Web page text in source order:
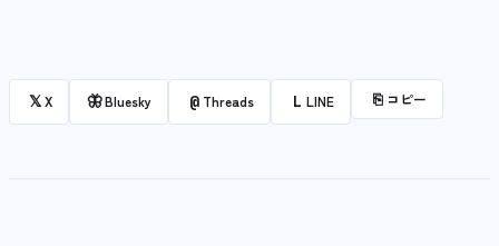
𝕏X 🦋Bluesky @ Threads L LINE ⎘ コピー